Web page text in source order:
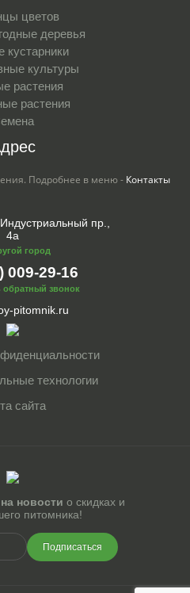
цветов
деревья
кустарники
культуры
растения
растения
Подробнее в меню - Контакты
пр.,
4а
город
009-29-16
обратный звонок
pitomnik.ru
технологии
сайта
новости о скидках и
питомника!
Подписаться